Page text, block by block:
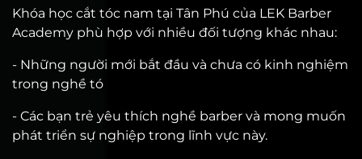
Khóa học cắt tóc nam tại Tân Phú của LEK Barber
Academy phù hợp với nhiều đối tượng khác nhau:
- Những người mới bắt đầu và chưa có kinh nghiệm
trong nghề tó
- Các bạn trẻ yêu thích nghề barber và mong muốn
phát triển sự nghiệp trong lĩnh vực này.